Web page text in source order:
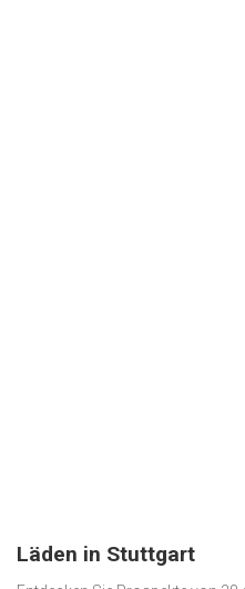
Läden in Stuttgart